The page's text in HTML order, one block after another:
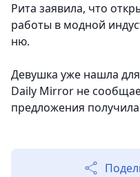
Рита заявила, что
работы в модной
ню.
Девушка уже нашла
Daily Mirror не
предложения